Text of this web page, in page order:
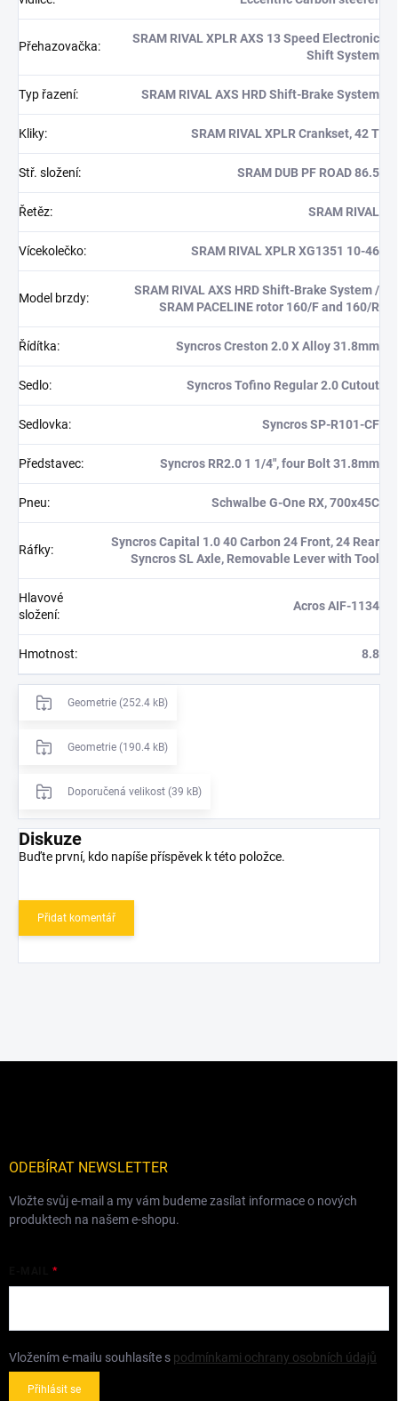
Přehazovačka:
SRAM RIVAL XPLR AXS 13 Speed Electronic
Shift System
Typ řazení: SRAM RIVAL AXS HRD Shift-Brake System
Kliky: SRAM RIVAL XPLR Crankset, 42 T
Stř. složení: SRAM DUB PF ROAD 86.5
Řetěz: SRAM RIVAL
Vícekolečko: SRAM RIVAL XPLR XG1351 10-46
Model brzdy:
SRAM RIVAL AXS HRD Shift-Brake System /
SRAM PACELINE rotor 160/F and 160/R
Řídítka: Syncros Creston 2.0 X Alloy 31.8mm
Sedlo: Syncros Tofino Regular 2.0 Cutout
Sedlovka: Syncros SP-R101-CF
Představec: Syncros RR2.0 1 1/4", four Bolt 31.8mm
Pneu: Schwalbe G-One RX, 700x45C
Ráfky:
Syncros Capital 1.0 40 Carbon 24 Front, 24 Rear
Syncros SL Axle, Removable Lever with Tool
Hlavové
složení:
Acros AIF-1134
Hmotnost: 8.8
Geometrie (252.4 kB)
Geometrie (190.4 kB)
Doporučená velikost (39 kB)
Diskuze
Buďte první, kdo napíše příspěvek k této položce.
Přidat komentář
ODEBÍRAT NEWSLETTER
Vložte svůj e-mail a my vám budeme zasílat informace o nových
produktech na našem e-shopu.
Vložením e-mailu souhlasíte s podmínkami ochrany osobních údajů
Přihlásit se